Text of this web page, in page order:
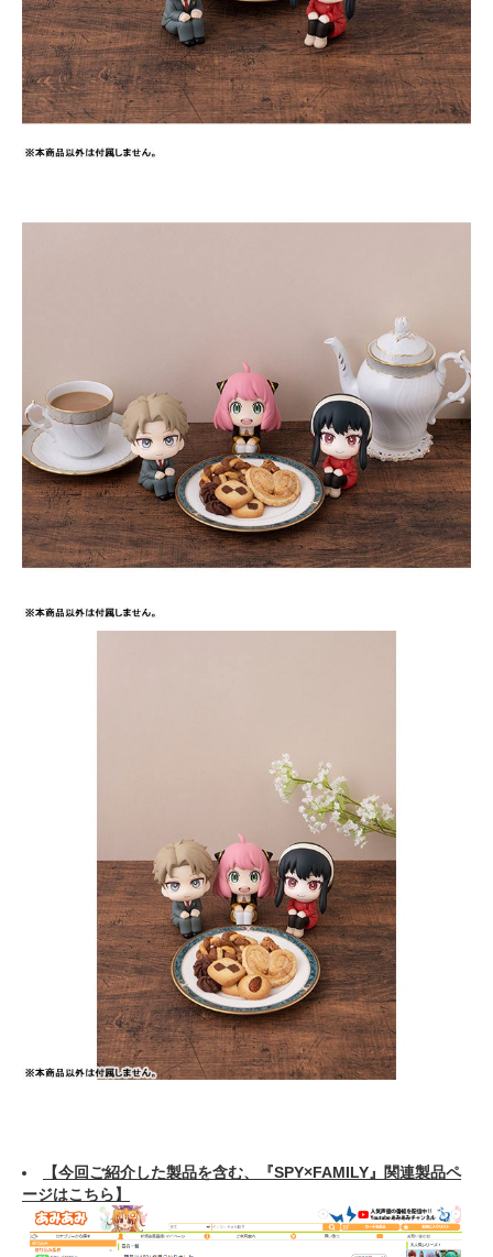
【今回ご紹介した製品を含む、『SPY×FAMILY』関連製品ペ
ージはこちら】